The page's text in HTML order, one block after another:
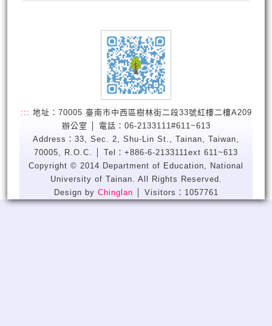
::: 地址：70005 臺南市中西區樹林街二段33號紅樓二樓A209
辦公室 │ 電話：06-2133111#611~613
Address：33, Sec. 2, Shu-Lin St., Tainan, Taiwan,
70005, R.O.C. │ Tel：+886-6-2133111ext 611~613
Copyright © 2014 Department of Education, National
University of Tainan. All Rights Reserved.
Design by Chinglan │ Visitors：1057761